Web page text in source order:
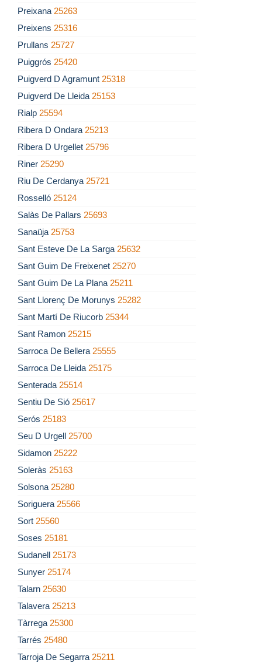
Preixana 25263
Preixens 25316
Prullans 25727
Puiggrós 25420
Puigverd D Agramunt 25318
Puigverd De Lleida 25153
Rialp 25594
Ribera D Ondara 25213
Ribera D Urgellet 25796
Riner 25290
Riu De Cerdanya 25721
Rosselló 25124
Salàs De Pallars 25693
Sanaüja 25753
Sant Esteve De La Sarga 25632
Sant Guim De Freixenet 25270
Sant Guim De La Plana 25211
Sant Llorenç De Morunys 25282
Sant Martí De Riucorb 25344
Sant Ramon 25215
Sarroca De Bellera 25555
Sarroca De Lleida 25175
Senterada 25514
Sentiu De Sió 25617
Serós 25183
Seu D Urgell 25700
Sidamon 25222
Soleràs 25163
Solsona 25280
Soriguera 25566
Sort 25560
Soses 25181
Sudanell 25173
Sunyer 25174
Talarn 25630
Talavera 25213
Tàrrega 25300
Tarrés 25480
Tarroja De Segarra 25211